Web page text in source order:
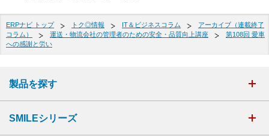
ERPナビ トップ トク◎情報 IT＆ビジネスコラム
アーカイブ（連載終了
コラム）
運送・物流会社の管理者のための安全・品質向上講座
第108回 愛車
への感謝と労い
製品を探す
SMILEシリーズ